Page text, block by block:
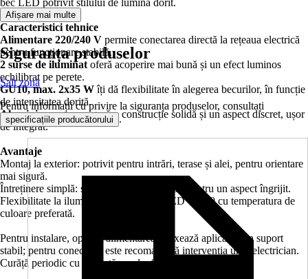
bec LED potrivit stilului de lumină dorit.
Caracteristici tehnice
Alimentare 220/240 V permite conectarea directă la rețeaua electrică
pentru funcționare stabilă.
2 surse de iluminat oferă acoperire mai bună și un efect luminos
echilibrat pe perete.
GU10, max. 2x35 Wîți dă flexibilitate în alegerea becurilor, în funcție
de intensitatea dorită.
Aluminiu, negruasigură o construcție solidă și un aspect discret, ușor
de integrat.
Avantaje
Montaj la exterior: potrivit pentru intrări, terase și alei, pentru orientare
mai sigură.
Întreținere simplă: suprafața se curăță ușor, pentru un aspect îngrijit.
Flexibilitate la iluminare: alegi becuri LED GU10 cu temperatura de
culoare preferată.
Pentru instalare, oprește alimentarea și fixează aplica pe un suport
stabil; pentru conectare, este recomandată intervenția unui electrician.
Curăță periodic cu o lavetă moale, fără substanțe abrazive.
Afișare mai multe
Siguranța produselor
Salt zonă
Pentru informații cu privire la siguranța produselor, consultați
specificațiile producătorului .